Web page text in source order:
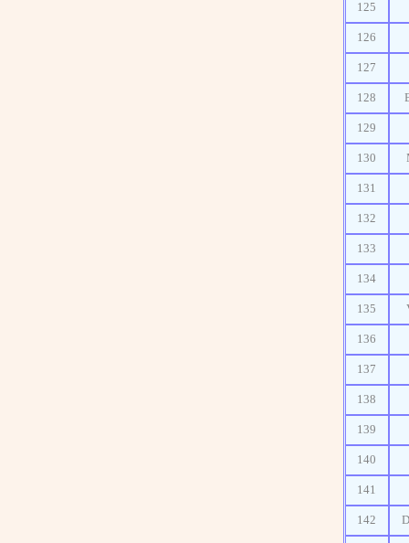
125
126
127
128
129
130
131
132
133
134
135
136
137
138
139
140
141
142